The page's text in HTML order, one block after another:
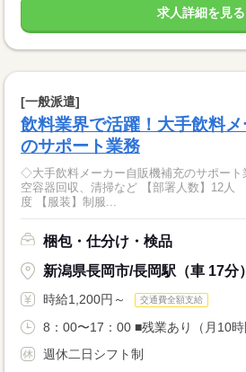
求人詳細を見る
[一般派遣]
飲料業界で活躍！大手飲料
のサポート業務
◇大手飲料メーカー自販機補充のサポート
空容器回収、清掃など 【部署人数】12人 【引継ぎ】あり 1週間程
度 【服装】制服...
梱包・仕分け・検品
新潟県長岡市/長岡駅（車 17分）
時給1,200円～ 交通費全額支給
8：00〜17：00 ■残業あり（月10時
週休二日シフト制